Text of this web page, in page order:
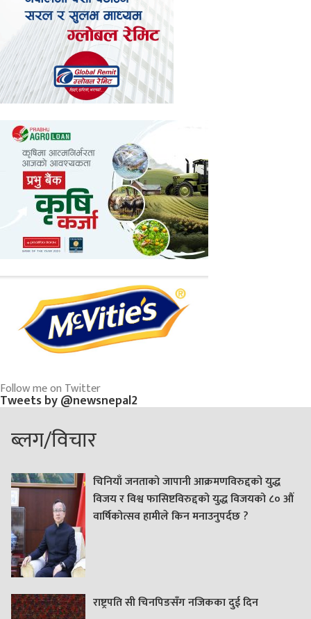
Follow me on Twitter
Tweets by @newsnepal2
ब्लग/विचार
चिनियाँ जनताको जापानी आक्रमणविरुद्दको युद्ध
विजय र विश्व फासिष्टविरुद्दको युद्ध विजयको ८० औं
वार्षिकोत्सव हामीले किन मनाउनुपर्दछ ?
राष्ट्रपति सी चिनपिङसँग नजिकका दुई दिन